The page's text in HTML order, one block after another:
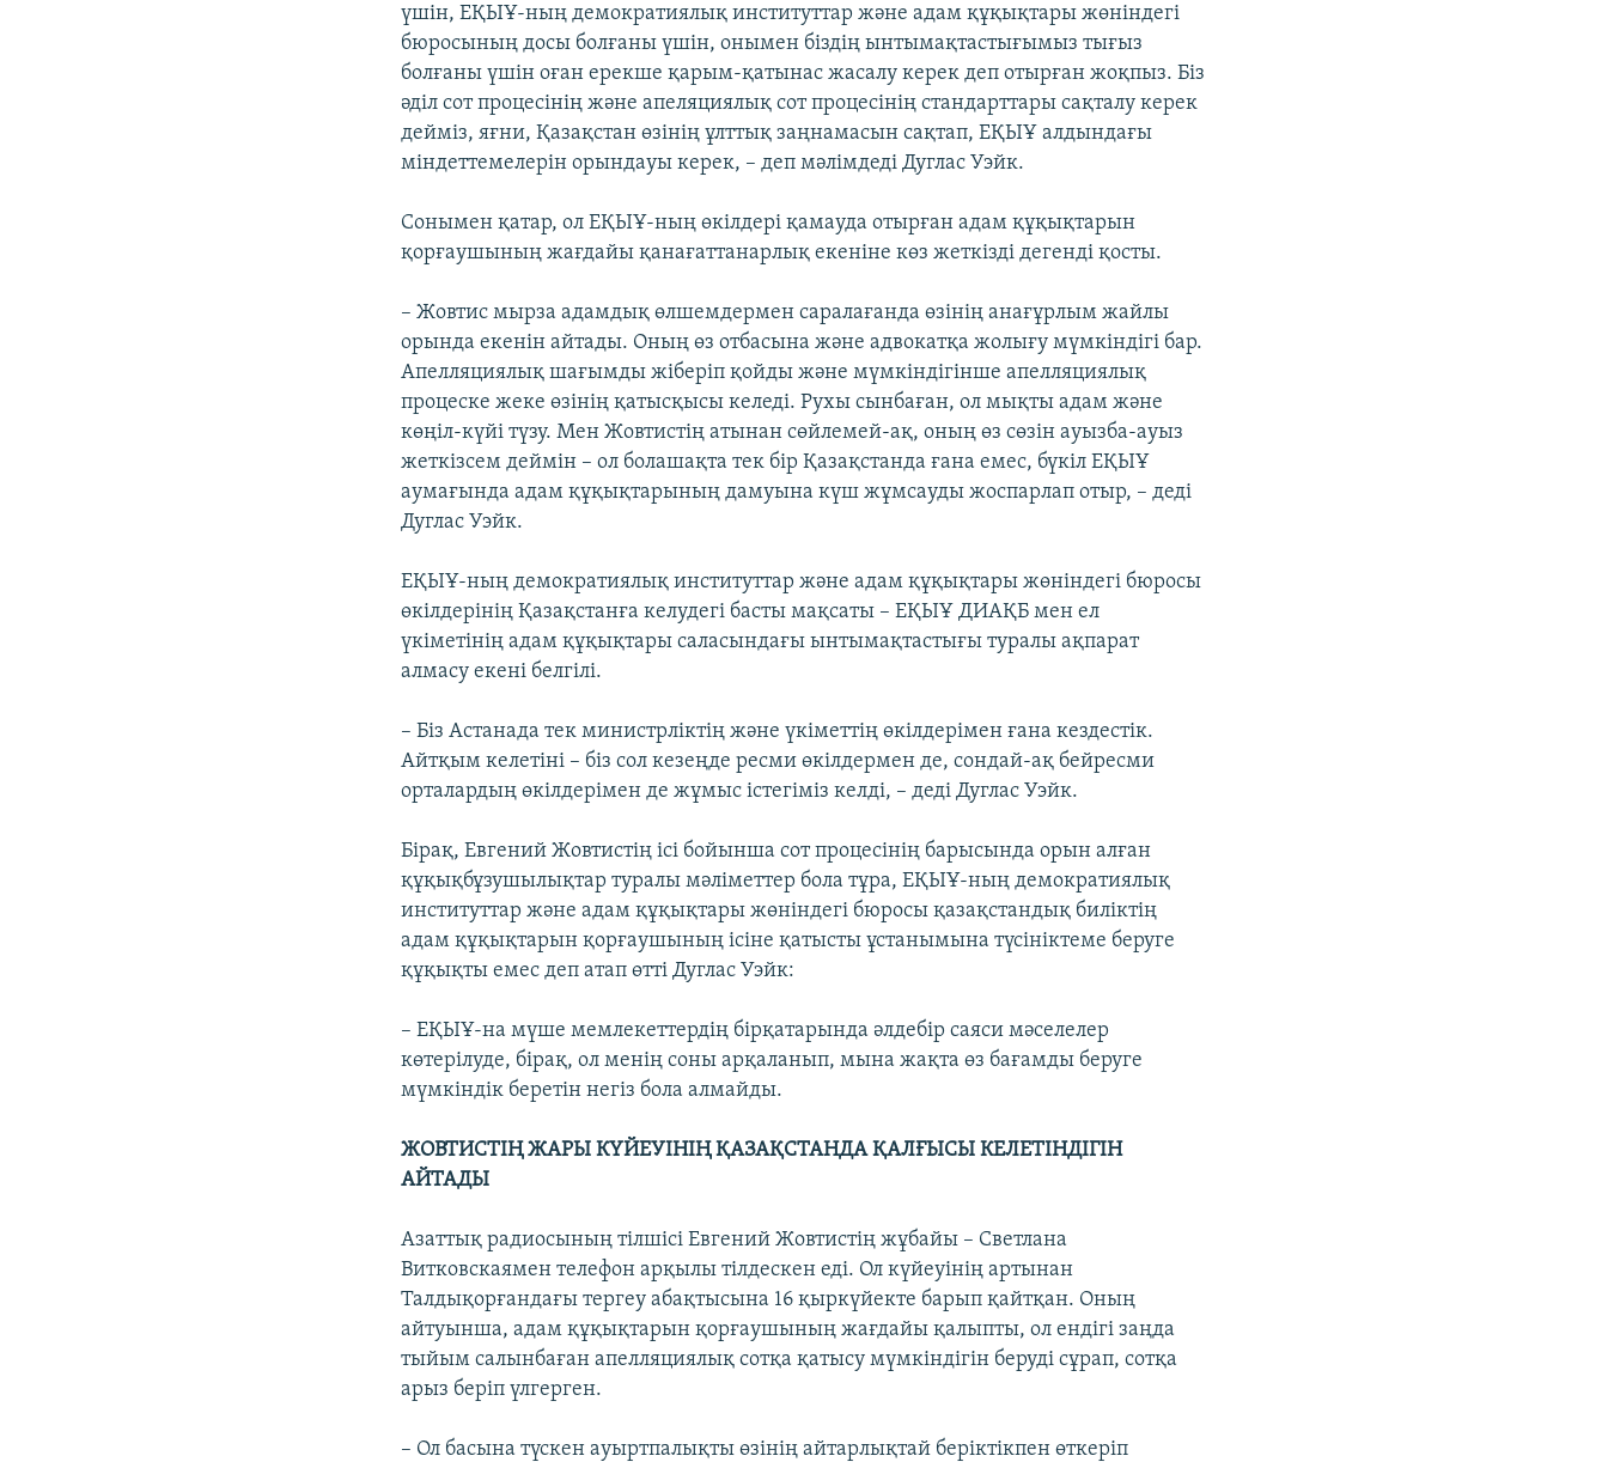
үшін, ЕҚЫҰ-ның демократиялық институттар және адам құқықтары жөніндегі
бюросының досы болғаны үшін, онымен біздің ынтымақтастығымыз тығыз
болғаны үшін оған ерекше қарым-қатынас жасалу керек деп отырған жоқпыз. Біз
әділ сот процесінің және апеляциялық сот процесінің стандарттары сақталу керек
дейміз, яғни, Қазақстан өзінің ұлттық заңнамасын сақтап, ЕҚЫҰ алдындағы
міндеттемелерін орындауы керек, – деп мәлімдеді Дуглас Уэйк.
Сонымен қатар, ол ЕҚЫҰ-ның өкілдері қамауда отырған адам құқықтарын
қорғаушының жағдайы қанағаттанарлық екеніне көз жеткізді дегенді қосты.
– Жовтис мырза адамдық өлшемдермен саралағанда өзінің анағұрлым жайлы
орында екенін айтады. Оның өз отбасына және адвокатқа жолығу мүмкіндігі бар.
Апелляциялық шағымды жіберіп қойды және мүмкіндігінше апелляциялық
процеске жеке өзінің қатысқысы келеді. Рухы сынбаған, ол мықты адам және
көңіл-күйі түзу. Мен Жовтистің атынан сөйлемей-ақ, оның өз сөзін ауызба-ауыз
жеткізсем деймін – ол болашақта тек бір Қазақстанда ғана емес, бүкіл ЕҚЫҰ
аумағында адам құқықтарының дамуына күш жұмсауды жоспарлап отыр, – деді
Дуглас Уэйк.
ЕҚЫҰ-ның демократиялық институттар және адам құқықтары жөніндегі бюросы
өкілдерінің Қазақстанға келудегі басты мақсаты – ЕҚЫҰ ДИАҚБ мен ел
үкіметінің адам құқықтары саласындағы ынтымақтастығы туралы ақпарат
алмасу екені белгілі.
– Біз Астанада тек министрліктің және үкіметтің өкілдерімен ғана кездестік.
Айтқым келетіні – біз сол кезеңде ресми өкілдермен де, сондай-ақ бейресми
орталардың өкілдерімен де жұмыс істегіміз келді, – деді Дуглас Уэйк.
Бірақ, Евгений Жовтистің ісі бойынша сот процесінің барысында орын алған
құқықбұзушылықтар туралы мәліметтер бола тұра, ЕҚЫҰ-ның демократиялық
институттар және адам құқықтары жөніндегі бюросы қазақстандық биліктің
адам құқықтарын қорғаушының ісіне қатысты ұстанымына түсініктеме беруге
құқықты емес деп атап өтті Дуглас Уэйк:
– ЕҚЫҰ-на мүше мемлекеттердің бірқатарында әлдебір саяси мәселелер
көтерілуде, бірақ, ол менің соны арқаланып, мына жақта өз бағамды беруге
мүмкіндік беретін негіз бола алмайды.
ЖОВТИСТІҢ ЖАРЫ КҮЙЕУІНІҢ ҚАЗАҚСТАНДА ҚАЛҒЫСЫ КЕЛЕТІНДІГІН
АЙТАДЫ
Азаттық радиосының тілшісі Евгений Жовтистің жұбайы – Светлана
Витковскаямен телефон арқылы тілдескен еді. Ол күйеуінің артынан
Талдықорғандағы тергеу абақтысына 16 қыркүйекте барып қайтқан. Оның
айтуынша, адам құқықтарын қорғаушының жағдайы қалыпты, ол ендігі заңда
тыйым салынбаған апелляциялық сотқа қатысу мүмкіндігін беруді сұрап, сотқа
арыз беріп үлгерген.
– Ол басына түскен ауыртпалықты өзінің айтарлықтай беріктікпен өткеріп